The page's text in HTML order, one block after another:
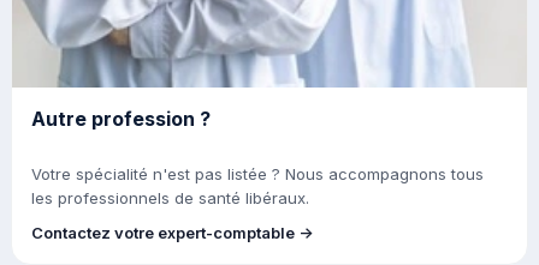
Autre profession ?
Votre spécialité n'est pas listée ? Nous accompagnons tous
les professionnels de santé libéraux.
Contactez votre expert-comptable →